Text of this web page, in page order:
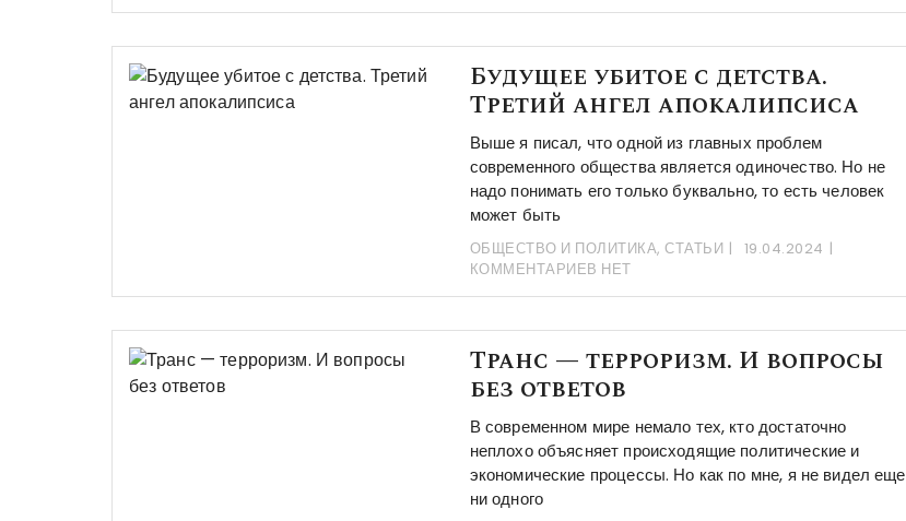
Будущее убитое с детства.
Третий ангел апокалипсиса
Выше я писал, что одной из главных проблем
современного общества является одиночество. Но не
надо понимать его только буквально, то есть человек
может быть
ОБЩЕСТВО И ПОЛИТИКА,СТАТЬИ
19.04.2024
КОММЕНТАРИЕВ НЕТ
Транс — терроризм. И вопросы
без ответов
В современном мире немало тех, кто достаточно
неплохо объясняет происходящие политические и
экономические процессы. Но как по мне, я не видел еще
ни одного